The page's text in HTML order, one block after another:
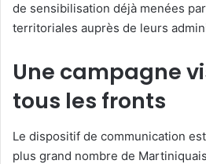
de sensibilisation déjà menées
territoriales auprès de leurs
Une campagne
tous les fronts
Le dispositif de communication
plus grand nombre de